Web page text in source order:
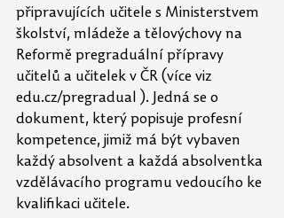
připravujících učitele s Ministerstvem
školství, mládeže a tělovýchovy na
Reformě pregraduální přípravy
učitelů a učitelek v ČR (více viz
edu.cz/pregradual
). Jedná se o
dokument, který popisuje profesní
kompetence, jimiž má být vybaven
každý absolvent a každá absolventka
vzdělávacího programu vedoucího ke
kvalifikaci učitele.